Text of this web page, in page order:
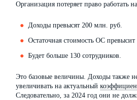
Организация потеряет право работать
Доходы превысят 200 млн. руб.
Остаточная стоимость ОС
Будет больше 130 сотрудников.
Это базовые величины. Доходы также
увеличивать на актуальный
Следовательно, за 2024 год они не